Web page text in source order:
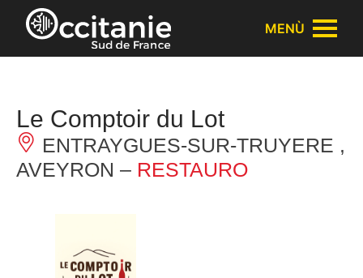
Pannello di gestione dei cookies
MENÙ
Le Comptoir du Lot
ENTRAYGUES-SUR-TRUYERE ,
AVEYRON – RESTAURO